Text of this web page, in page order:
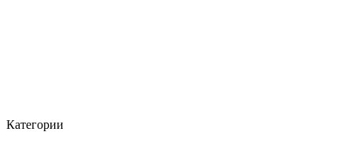
Категории